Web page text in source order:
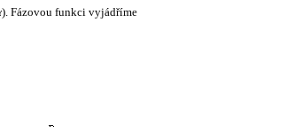
). Fázovou funkci vyjádříme